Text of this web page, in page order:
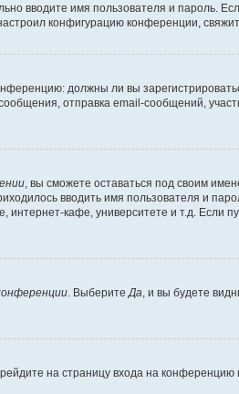
вводите имя пользователя и пароль.
конфигурацию конференции,
должны ли вы
отправка email-сообщений,
, вы сможете оставаться под своим
вводить имя пользователя и
кафе, университете и т.д. Если
. Выберите Да , и вы будете
на страницу входа на